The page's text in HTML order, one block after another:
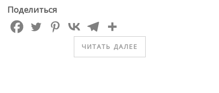
Поделиться
ЧИТАТЬ ДАЛЕЕ